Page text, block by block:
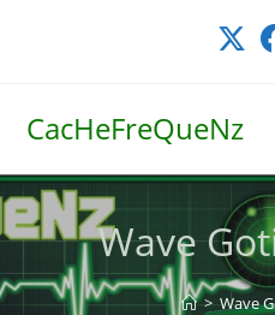
CacHeFreQueNz
Wave
> Wave